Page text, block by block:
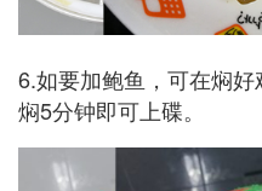
6.如要加鲍鱼，可在焖好
焖5分钟即可上碟。